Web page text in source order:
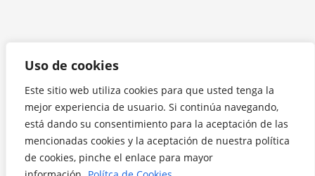
Uso de cookies
Este sitio web utiliza cookies para que usted tenga la
mejor experiencia de usuario. Si continúa navegando,
está dando su consentimiento para la aceptación de las
mencionadas cookies y la aceptación de nuestra política
de cookies, pinche el enlace para mayor